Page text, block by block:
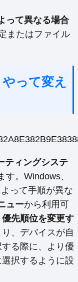
って異なる場合
またはファイル
って変え
ティングシステ
す。Windows、
って手順が異な
ューから利用可
優先順位を変更す
、デバイスが自
る際に、より優
択するように設